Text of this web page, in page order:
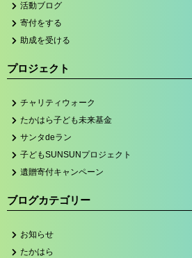
活動ブログ
寄付をする
助成を受ける
プロジェクト
チャリティウォーク
たかはら子ども未来基金
サンタdeラン
子どもSUNSUNプロジェクト
遺贈寄付キャンペーン
ブログカテゴリー
お知らせ
たかはら